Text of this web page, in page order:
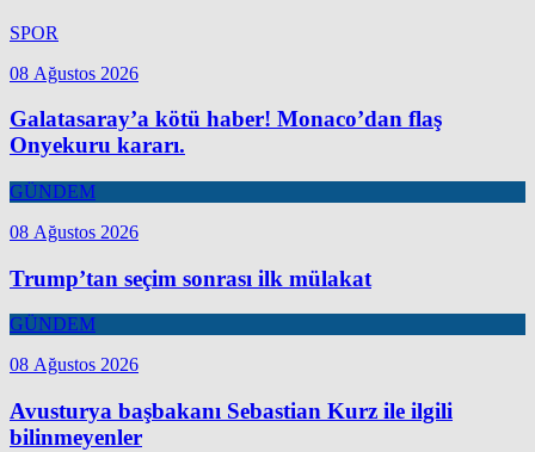
SPOR
08 Ağustos 2026
Galatasaray’a kötü haber! Monaco’dan flaş
Onyekuru kararı.
GÜNDEM
08 Ağustos 2026
Trump’tan seçim sonrası ilk mülakat
GÜNDEM
08 Ağustos 2026
Avusturya başbakanı Sebastian Kurz ile ilgili
bilinmeyenler